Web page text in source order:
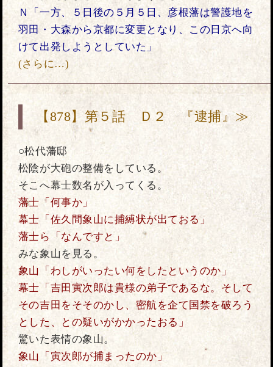
Ｎ「一方、５日後の５月５日、彦根藩は警護地を
羽田・大森から京都に変更となり、この日京へ向
けて出発しようとしていた」
(さらに…)
【878】第５話 Ｄ２ 『逮捕』≫
○松代藩邸
松陰が大砲の整備をしている。
そこへ幕士数名が入ってくる。
藩士「何事か」
幕士「佐久間象山に捕縛状が出ておる」
藩士ら「なんですと」
みな象山を見る。
象山「わしがいったい何をしたというのか」
幕士「吉田寅次郎は貴様の弟子であるな。そして
その吉田をそそのかし、密航を企て国禁を破ろう
とした、との疑いがかかったおる」
驚いた表情の象山。
象山「寅次郎が捕まったのか」